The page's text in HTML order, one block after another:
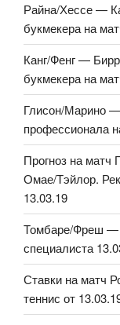
Райна/Хессе —
букмекера на
Канг/Фенг —
букмекера на
Глисон/Марино
профессионала
Прогноз на матч
Омае/Тэйлор.
13.03.19
Томбаре/Фреш —
специалиста
Ставки на матч
теннис от